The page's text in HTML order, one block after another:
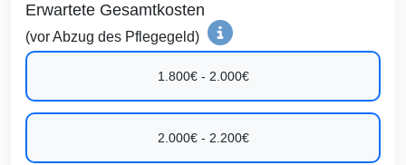
Erwartete Gesamtkosten
(vor Abzug des Pflegegeld)
1.800€ - 2.000€
2.000€ - 2.200€